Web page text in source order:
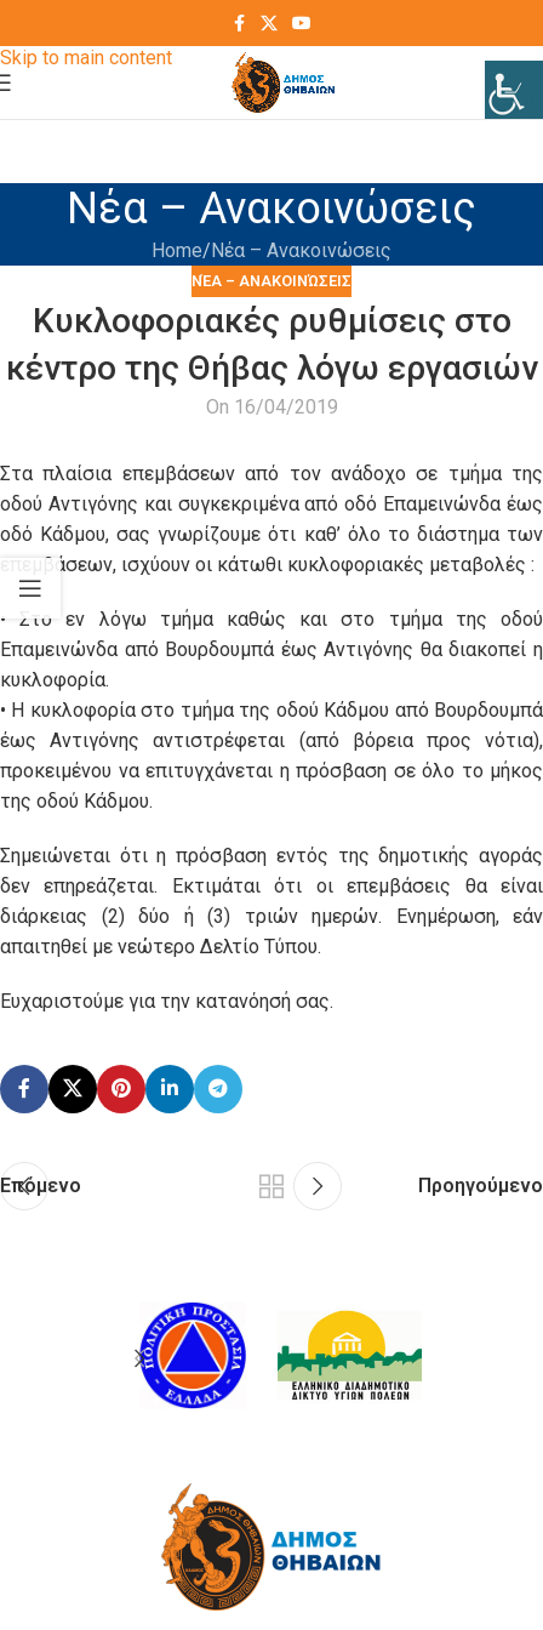
Skip to main content
Νέα – Ανακοινώσεις
Home Νέα – Ανακοινώσεις
ΝΈΑ – ΑΝΑΚΟΙΝΏΣΕΙΣ
Κυκλοφοριακές ρυθμίσεις στο
κέντρο της Θήβας λόγω εργασιών
On 16/04/2019
Στα πλαίσια επεμβάσεων από τον ανάδοχο σε τμήμα της
οδού Αντιγόνης και συγκεκριμένα από οδό Επαμεινώνδα έως
οδό Κάδμου, σας γνωρίζουμε ότι καθ’ όλο το διάστημα των
επεμβάσεων, ισχύουν οι κάτωθι κυκλοφοριακές μεταβολές :
• Στο εν λόγω τμήμα καθώς και στο τμήμα της οδού
Επαμεινώνδα από Βουρδουμπά έως Αντιγόνης θα διακοπεί η
κυκλοφορία.
• Η κυκλοφορία στο τμήμα της οδού Κάδμου από Βουρδουμπά
έως Αντιγόνης αντιστρέφεται (από βόρεια προς νότια),
προκειμένου να επιτυγχάνεται η πρόσβαση σε όλο το μήκος
της οδού Κάδμου.
Σημειώνεται ότι η πρόσβαση εντός της δημοτικής αγοράς
δεν επηρεάζεται. Εκτιμάται ότι οι επεμβάσεις θα είναι
διάρκειας (2) δύο ή (3) τριών ημερών. Ενημέρωση, εάν
απαιτηθεί με νεώτερο Δελτίο Τύπου.
Ευχαριστούμε για την κατανόησή σας.
Επόμενο Προηγούμενο